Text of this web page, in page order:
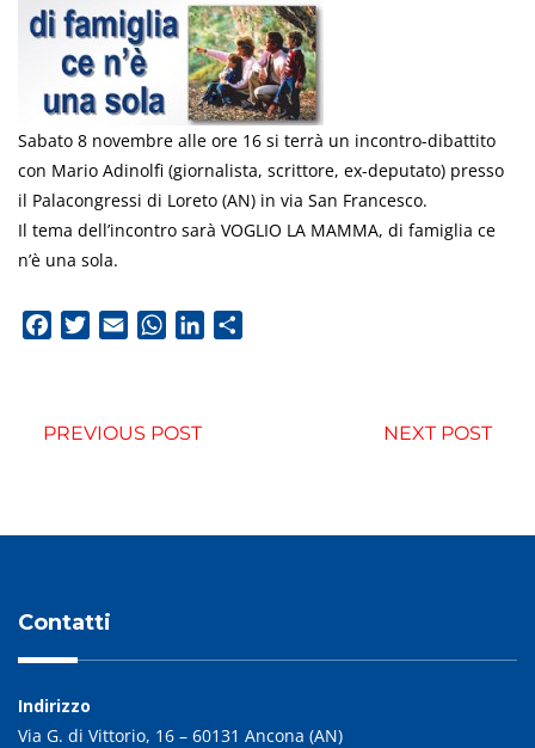
Sabato 8 novembre alle ore 16 si terrà un incontro-dibattito
con Mario Adinolfi (giornalista, scrittore, ex-deputato) presso
il Palacongressi di Loreto (AN) in via San Francesco.
Il tema dell’incontro sarà VOGLIO LA MAMMA, di famiglia ce
n’è una sola.
FacebookTwitterEmail WhatsApp
LinkedIn
PREVIOUS POST NEXT POST
Contatti
Indirizzo
Via G. di Vittorio, 16 – 60131 Ancona (AN)